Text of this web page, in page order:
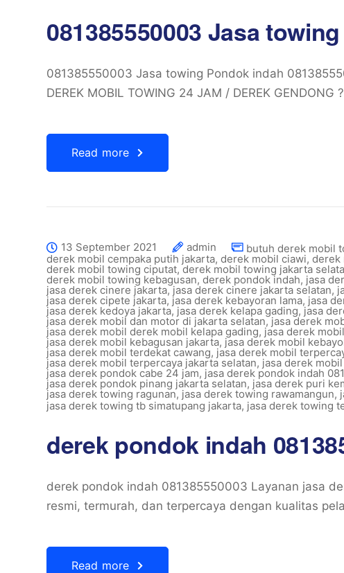
081385550003 Jasa
081385550003 Jasa towing Pondok indah
DEREK MOBIL TOWING 24 JAM / DEREK GENDONG
Read more
13 September 2021 admin butuh derek mobil
derek mobil cempaka putih jakarta, derek mobil ciawi, derek
derek mobil towing ciputat,derek mobil towing jakarta
derek mobil towing kebagusan, derek pondok indah, jasa
jasa derek cinere jakarta,jasa derek cinere jakarta selatan,
jasa derek cipete jakarta, jasa derek kebayoran lama, jasa
jasa derek kedoya jakarta, jasa derek kelapa gading,jasa
jasa derek mobil dan motor di jakarta selatan,jasa derek
jasa derek mobil derek mobil kelapa gading, jasa derek
jasa derek mobil kebagusan jakarta, jasa derek mobil
jasa derek mobil terdekat cawang, jasa derek mobil
jasa derek mobil terpercaya jakarta selatan, jasa derek
jasa derek pondok cabe 24 jam, jasa derek pondok indah
jasa derek pondok pinang jakarta selatan, jasa derek puri
jasa derek towing ragunan, jasa derek towing rawamangun,
jasa derek towing tb simatupang jakarta, jasa derek towing
derek pondok indah
derek pondok indah 081385550003 Layanan jasa
resmi, termurah, dan terpercaya dengan kualitas
Read more